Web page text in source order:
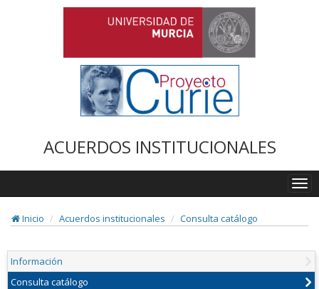
ACUERDOS INSTITUCIONALES
Inicio
Acuerdos institucionales Consulta catálogo
Información
Consulta catálogo